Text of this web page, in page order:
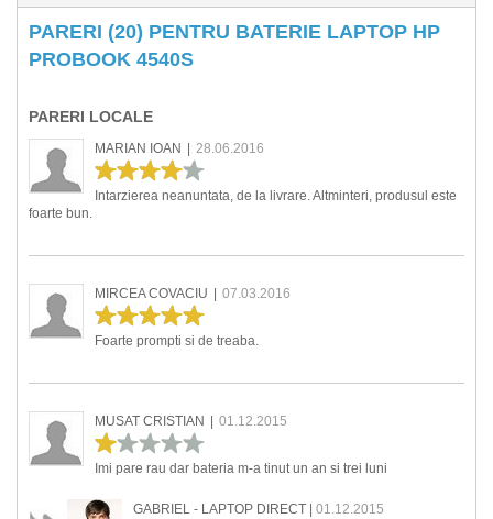
PARERI (20) PENTRU BATERIE LAPTOP HP
PROBOOK 4540S
PARERI LOCALE
MARIAN IOAN 28.06.2016
Intarzierea neanuntata, de la livrare. Altminteri, produsul este
foarte bun.
MIRCEA COVACIU 07.03.2016
Foarte prompti si de treaba.
MUSAT CRISTIAN 01.12.2015
Imi pare rau dar bateria m-a tinut un an si trei luni
GABRIEL - LAPTOP DIRECT
01.12.2015